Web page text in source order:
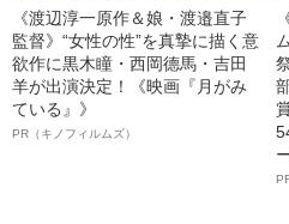
《渡辺淳一原作＆娘・渡邉直子
監督》“女性の性”を真摯に描く意
欲作に黒木瞳・西岡德馬・吉田
羊が出演決定！《映画『月がみ
ている』》
PR（キノフィルムズ）